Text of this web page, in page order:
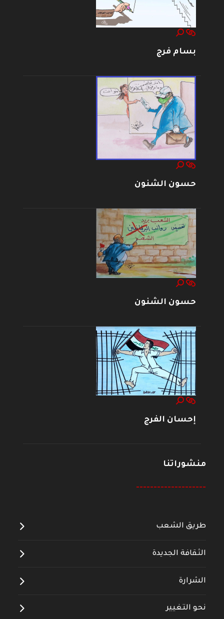
بسام فرج
حسون الشنون
حسون الشنون
إحسان الفرج
منشوراتنا
--------------------
طريق الشعب
الثقافة الجديدة
الشرارة
نحو التغيير